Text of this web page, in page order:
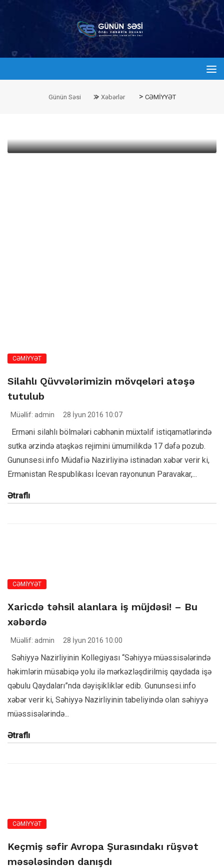
Günün Səsi > Xəbərlər > CƏMİYYƏT
28 İyun 2016 10:00
CƏMİYYƏT
Silahlı Qüvvələrimizin mövqeləri atəşə
tutulub
Müəllif: admin 28 İyun 2016 10:07
Erməni silahlı bölmələri cəbhənin müxtəlif istiqamətlərində
sutka ərzində atəşkəs rejimini ümumilikdə 17 dəfə pozub.
Gununsesi.info Müdafiə Nazirliyinə istinadən xəbər verir ki,
Ermənistan Respublikası İcevan rayonunun Paravakar,...
Ətraflı
CƏMİYYƏT
Xaricdə təhsil alanlara iş müjdəsi! – Bu
xəbərdə
Müəllif: admin 28 İyun 2016 10:00
Səhiyyə Nazirliyinin Kollegiyası “Səhiyyə müəssisələrində
həkimlərin müsabiqə yolu ilə mərkəzləşdirilmiş qaydada işə
qəbulu Qaydaları”nda dəyişikliklər edib. Gununsesi.info
xəbər verir ki, Səhiyyə Nazirliyinin tabeliyində olan səhiyyə
müəssisələrində...
Ətraflı
CƏMİYYƏT
Keçmiş səfir Avropa Şurasındakı rüşvət
məsələsindən danışdı